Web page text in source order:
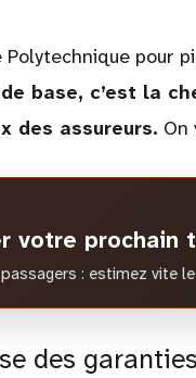
Polytechnique pour
base, c’est la
des assureurs. On
votre prochain
: estimez vite
des